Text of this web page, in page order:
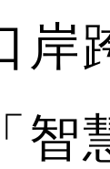
岸
智